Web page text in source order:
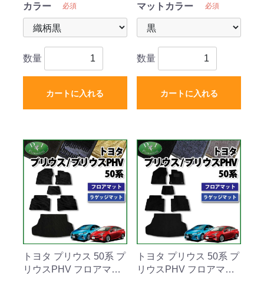
カラー 必須
数量
カートに入れる
マットカラー 必須
数量
カートに入れる
トヨタ プリウス 50系 プ
リウスPHV フロアマッ
トヨタ プリウス 50系 プ
リウスPHV フロアマッ